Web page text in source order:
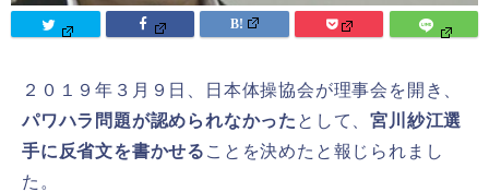
２０１９年３月９日、日本体操協会が理事会を開き、
パワハラ問題が認められなかった として、宮川紗江選
手に反省文を書かせる ことを決めたと報じられまし
た。